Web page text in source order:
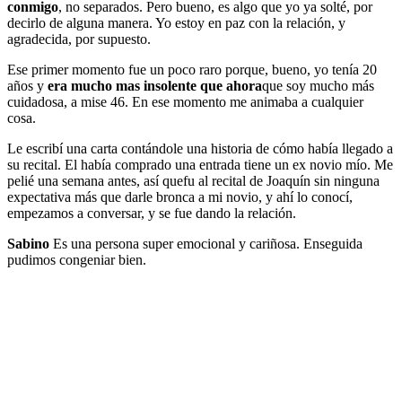
conmigo, no separados. Pero bueno, es algo que yo ya solté, por
decirlo de alguna manera. Yo estoy en paz con la relación, y
agradecida, por supuesto.
Ese primer momento fue un poco raro porque, bueno, yo tenía 20
años y era mucho mas insolente que ahoraque soy mucho más
cuidadosa, a mise 46. En ese momento me animaba a cualquier
cosa.
Le escribí una carta contándole una historia de cómo había llegado a
su recital. El había comprado una entrada tiene un ex novio mío. Me
pelié una semana antes, así quefu al recital de Joaquín sin ninguna
expectativa más que darle bronca a mi novio, y ahí lo conocí,
empezamos a conversar, y se fue dando la relación.
Sabino Es una persona super emocional y cariñosa. Enseguida
pudimos congeniar bien.